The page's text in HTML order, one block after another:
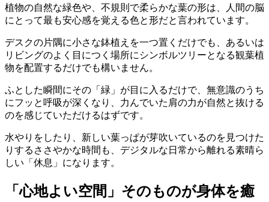
植物の自然な緑色や、不規則で柔らかな葉の形は、人間の脳
にとって最も安心感を覚える色と形だと言われています。
デスクの片隅に小さな鉢植えを一つ置くだけでも、あるいは
リビングのよく目につく場所にシンボルツリーとなる観葉植
物を配置するだけでも構いません。
ふとした瞬間にその「緑」が目に入るだけで、無意識のうち
にフッと呼吸が深くなり、力んでいた肩の力が自然と抜ける
のを感じていただけるはずです。
水やりをしたり、新しい葉っぱが芽吹いているのを見つけた
りするささやかな時間も、デジタルな日常から離れる素晴ら
しい「休息」になります。
「心地よい空間」そのものが身体を癒